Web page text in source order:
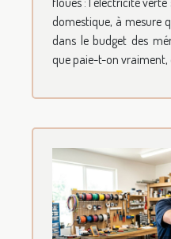
domestique, à mesure
dans le budget des
que paie-t-on vraiment,